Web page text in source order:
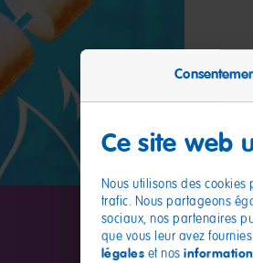
Ce site web
Nous utilisons des
trafic. Nous partageons
sociaux, nos partenaires
que vous leur avez
légales et nos